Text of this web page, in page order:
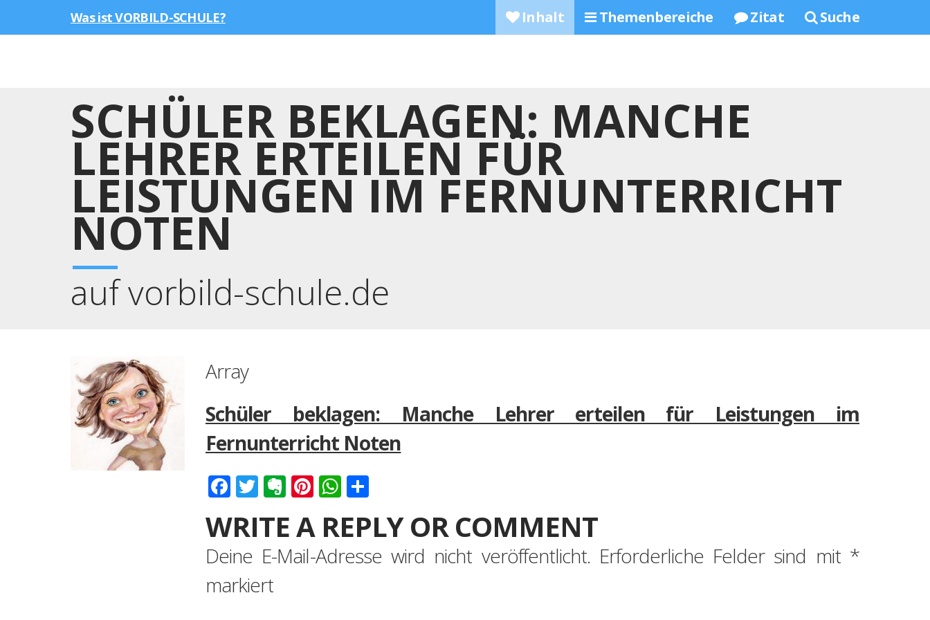
Was ist VORBILD-SCHULE? Inhalt Themenbereiche Zitat Suche
SCHÜLER BEKLAGEN: MANCHE
LEHRER ERTEILEN FÜR
LEISTUNGEN IM FERNUNTERRICHT
NOTEN
auf vorbild-schule.de
Array
Schüler beklagen: Manche Lehrer erteilen für Leistungen im
Fernunterricht Noten
Facebook
Twitter
Evernote
Pinterest
WhatsApp
WRITE A REPLY OR COMMENT
Deine E-Mail-Adresse wird nicht veröffentlicht. Erforderliche Felder sind mit *
markiert